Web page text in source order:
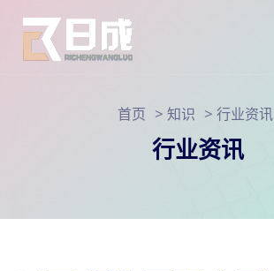
首页 > 知识 > 行业资讯
行业资讯